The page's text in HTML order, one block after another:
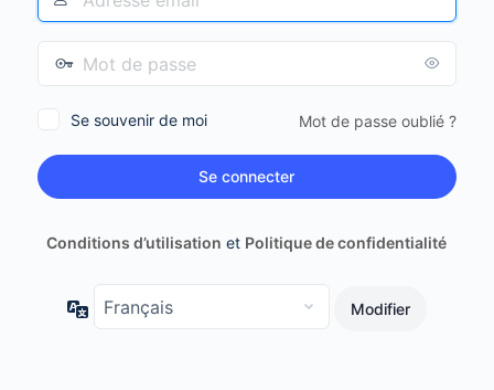
Se souvenir de moi Mot de passe oublié ?
Conditions d’utilisation et Politique de confidentialité
Langue